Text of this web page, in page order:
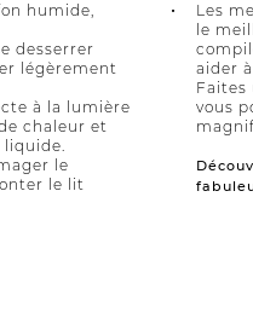
humide,
desserrer
légèrement
à la lumière
chaleur et
liquide.
le
le lit
Les
le
aider
Faites
vous